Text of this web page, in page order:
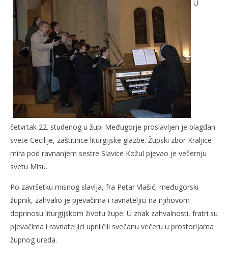
2007.
Rafaela
U
četvrtak 22. studenog u župi Međugorje proslavljen je blagdan
svete Cecilije, zaštitnice liturgijske glazbe. Župski zbor Kraljice
mira pod ravnanjem sestre Slavice Kožul pjevao je večernju
svetu Misu.
Po završetku misnog slavlja, fra Petar Vlašić, međugorski
župnik, zahvalio je pjevačima i ravnateljici na njihovom
doprinosu liturgijskom životu župe. U znak zahvalnosti, fratri su
pjevačima i ravnateljici upriličili svečanu večeru u prostorijama
župnog ureda.